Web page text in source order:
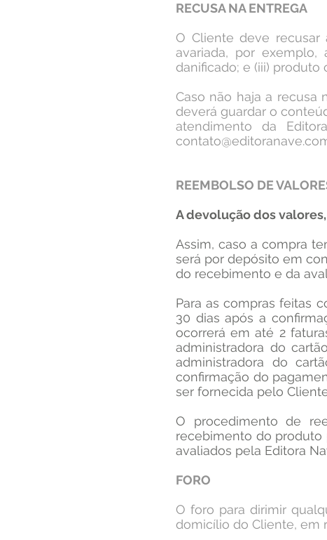
RECUSA NA ENTREGA
O Cliente deve recusar
avariada, por exemplo,
danificado; e (iii)
​Caso não haja a recusa
deverá guardar o
atendimento da
REEMBOLSO DE
A devolução dos
Assim, caso a compra
será por depósito em
do recebimento e da
Para as compras feitas
30 dias após a
ocorrerá em até 2
administradora do
administradora do
confirmação do
ser fornecida pelo
​O procedimento de
recebimento do produto
avaliados pela Editora
FORO
O foro para dirimir
domicílio do Cliente, em